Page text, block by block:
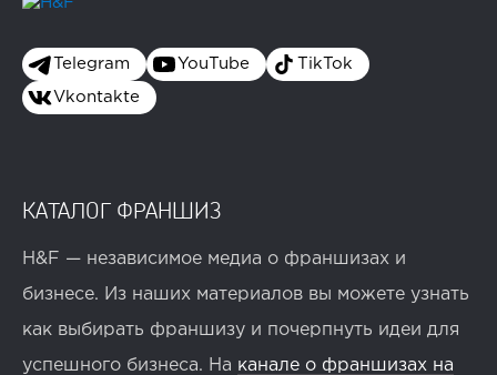
Telegram YouTube TikTok
Vkontakte
КАТАЛОГ ФРАНШИЗ
H&F — независимое медиа о франшизах и
бизнесе. Из наших материалов вы можете узнать
как выбирать франшизу и почерпнуть идеи для
успешного бизнеса. На канале о франшизах на